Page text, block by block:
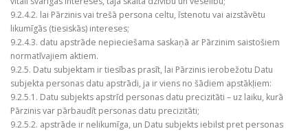
9.2.4.2. lai Pārzinis vai trešā persona celtu, īstenotu vai aizstāvētu
likumīgās (tiesiskās) intereses;
9.2.4.3. datu apstrāde nepieciešama saskaņā ar Pārzinim saistošiem
normatīvajiem aktiem.
9.2.5. Datu subjektam ir tiesības prasīt, lai Pārzinis ierobežotu Datu
subjekta personas datu apstrādi, ja ir viens no šādiem apstākļiem:
9.2.5.1. Datu subjekts apstrīd personas datu precizitāti – uz laiku, kurā
Pārzinis var pārbaudīt personas datu precizitāti;
9.2.5.2. apstrāde ir nelikumīga, un Datu subjekts iebilst pret personas